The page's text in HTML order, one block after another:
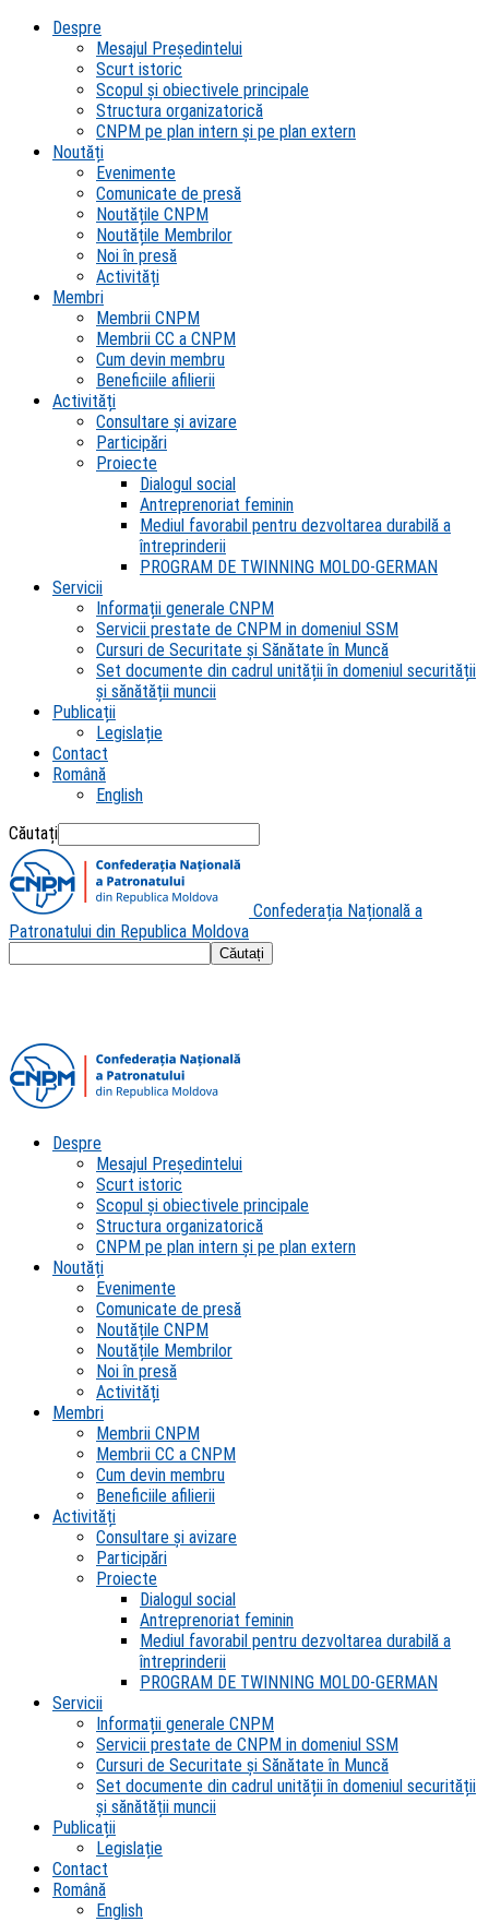
Despre
Mesajul Președintelui
Scurt istoric
Scopul şi obiectivele principale
Structura organizatorică
CNPM pe plan intern şi pe plan extern
Noutăți
Evenimente
Comunicate de presă
Noutățile CNPM
Noutățile Membrilor
Noi în presă
Activități
Membri
Membrii CNPM
Membrii CC a CNPM
Cum devin membru
Beneficiile afilierii
Activități
Consultare și avizare
Participări
Proiecte
Dialogul social
Antreprenoriat feminin
Mediul favorabil pentru dezvoltarea durabilă a
întreprinderii
PROGRAM DE TWINNING MOLDO-GERMAN
Servicii
Informații generale CNPM
Servicii prestate de CNPM in domeniul SSM
Cursuri de Securitate și Sănătate în Muncă
Set documente din cadrul unității în domeniul securității
și sănătății muncii
Publicații
Legislație
Contact
Română
English
Căutați
Confederația Națională a
Patronatului din Republica Moldova
Despre
Mesajul Președintelui
Scurt istoric
Scopul şi obiectivele principale
Structura organizatorică
CNPM pe plan intern şi pe plan extern
Noutăți
Evenimente
Comunicate de presă
Noutățile CNPM
Noutățile Membrilor
Noi în presă
Activități
Membri
Membrii CNPM
Membrii CC a CNPM
Cum devin membru
Beneficiile afilierii
Activități
Consultare și avizare
Participări
Proiecte
Dialogul social
Antreprenoriat feminin
Mediul favorabil pentru dezvoltarea durabilă a
întreprinderii
PROGRAM DE TWINNING MOLDO-GERMAN
Servicii
Informații generale CNPM
Servicii prestate de CNPM in domeniul SSM
Cursuri de Securitate și Sănătate în Muncă
Set documente din cadrul unității în domeniul securității
și sănătății muncii
Publicații
Legislație
Contact
Română
English